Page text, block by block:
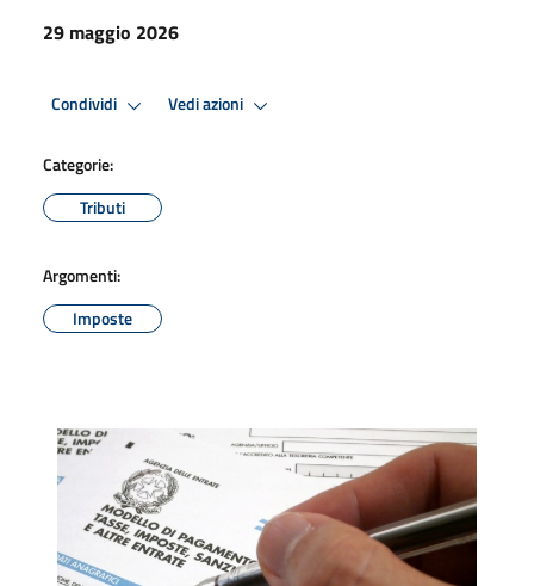
29 maggio 2026
Condividi Vedi azioni
Categorie:
Tributi
Argomenti:
Imposte